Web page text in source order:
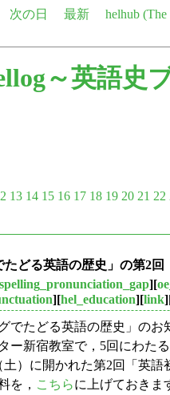
次の日 最新
helhub
～英語史
13 14 15 16 17 18 19 20 21 22
たどる英語の歴史」の第2
spelling_pronunciation_gap][
][hel_education][link
でたどる英語の歴史」のお
ー新宿教室で，5回にわた
）に開かれた第2回「英
を， こちらに上げておきま